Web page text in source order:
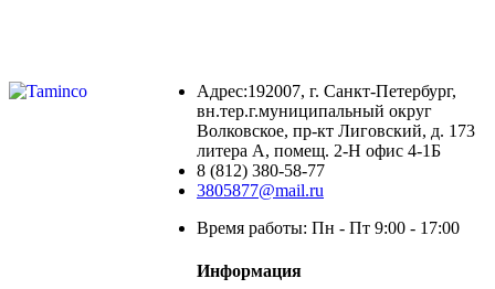
Адрес:192007, г. Санкт-Петербург,
вн.тер.г.муниципальный округ
Волковское, пр-кт Лиговский, д. 173
литера А, помещ. 2-Н офис 4-1Б
8 (812) 380-58-77
3805877@mail.ru
Время работы: Пн - Пт 9:00 - 17:00
Информация